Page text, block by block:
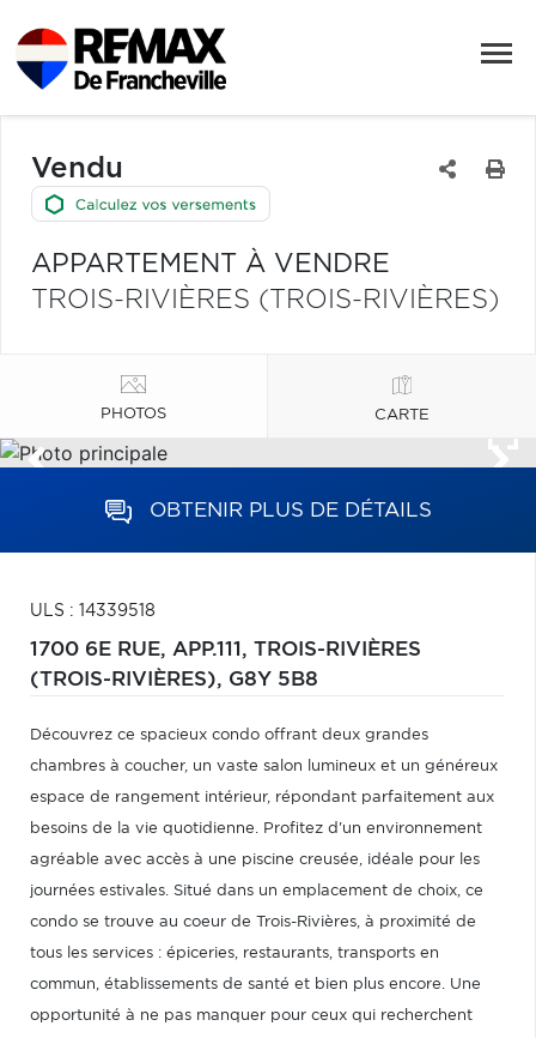
Vendu
APPARTEMENT À VENDRE
TROIS-RIVIÈRES (TROIS-RIVIÈRES)
PHOTOS CARTE
OBTENIR PLUS DE DÉTAILS
ULS : 14339518
1700 6E RUE, APP.111, TROIS-RIVIÈRES
(TROIS-RIVIÈRES), G8Y 5B8
Découvrez ce spacieux condo offrant deux grandes
chambres à coucher, un vaste salon lumineux et un généreux
espace de rangement intérieur, répondant parfaitement aux
besoins de la vie quotidienne. Profitez d'un environnement
agréable avec accès à une piscine creusée, idéale pour les
journées estivales. Situé dans un emplacement de choix, ce
condo se trouve au coeur de Trois-Rivières, à proximité de
tous les services : épiceries, restaurants, transports en
commun, établissements de santé et bien plus encore. Une
opportunité à ne pas manquer pour ceux qui recherchent